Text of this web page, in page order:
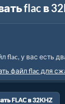
flac в
flac, у вас есть
файл flac для